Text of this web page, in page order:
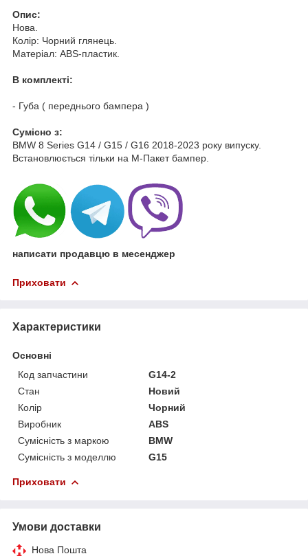
Опис:
Нова.
Колір: Чорний глянець.
Матеріал: ABS-пластик.
В комплекті:
- Губа ( переднього бампера )
Cумісно з:
BMW 8 Series G14 / G15 / G16 2018-2023 року випуску.
Встановлюється тільки на М-Пакет бампер.
написати продавцю в месенджер
Приховати
Характеристики
Основні
Код запчастини
G14-2
Стан
Новий
Колір
Чорний
Виробник
ABS
Сумісність з маркою
BMW
Сумісність з моделлю
G15
Приховати
Умови доставки
Нова Пошта